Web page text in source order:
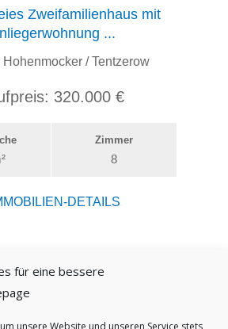
für eine bessere
unsere Website und unseren Service stets